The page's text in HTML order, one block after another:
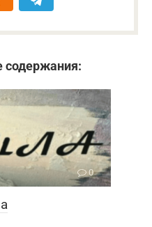
содержания:
0